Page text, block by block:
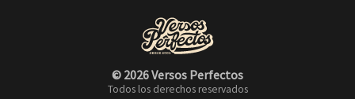
© 2026 Versos Perfectos
Todos los derechos reservados